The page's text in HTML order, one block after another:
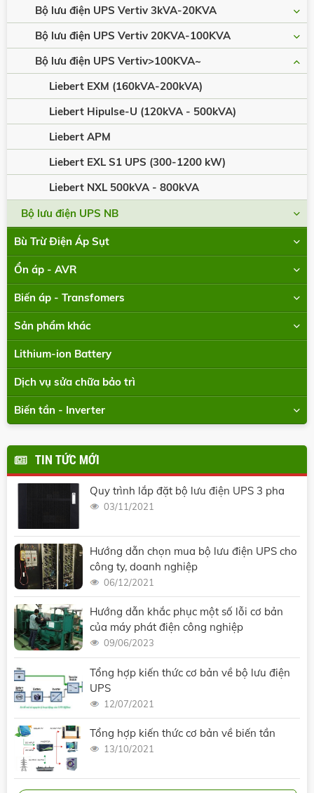
Bộ lưu điện UPS Vertiv 3kVA-20KVA
Bộ lưu điện UPS Vertiv 20KVA-100KVA
Bộ lưu điện UPS Vertiv>100KVA~
Liebert EXM (160kVA-200kVA)
Liebert Hipulse-U (120kVA - 500kVA)
Liebert APM
Liebert EXL S1 UPS (300-1200 kW)
Liebert NXL 500kVA - 800kVA
Bộ lưu điện UPS NB
Bù Trừ Điện Áp Sụt
Ổn áp - AVR
Biến áp - Transfomers
Sản phẩm khác
Lithium-ion Battery
Dịch vụ sửa chữa bảo trì
Biến tần - Inverter
TIN TỨC MỚI
Quy trình lắp đặt bộ lưu điện UPS 3 pha
03/11/2021
Hướng dẫn chọn mua bộ lưu điện UPS cho
công ty, doanh nghiệp
06/12/2021
Hướng dẫn khắc phục một số lỗi cơ bản
của máy phát điện công nghiệp
09/06/2023
Tổng hợp kiến thức cơ bản về bộ lưu điện
UPS
12/07/2021
Tổng hợp kiến thức cơ bản về biến tần
13/10/2021